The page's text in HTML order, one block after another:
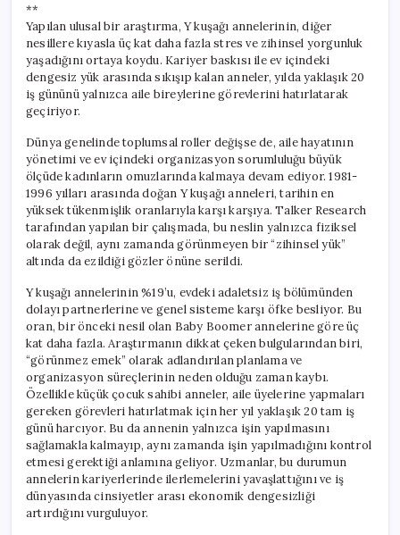
Modern
Toplumda
Tükenmişliğin
Gölgeleri
için
**
Yapılan ulusal bir araştırma, Y kuşağı annelerinin, diğer
nesillere kıyasla üç kat daha fazla stres ve zihinsel yorgunluk
yaşadığını ortaya koydu. Kariyer baskısı ile ev içindeki
dengesiz yük arasında sıkışıp kalan anneler, yılda yaklaşık 20
iş gününü yalnızca aile bireylerine görevlerini hatırlatarak
geçiriyor.
Dünya genelinde toplumsal roller değişse de, aile hayatının
yönetimi ve ev içindeki organizasyon sorumluluğu büyük
ölçüde kadınların omuzlarında kalmaya devam ediyor. 1981-
1996 yılları arasında doğan Y kuşağı anneleri, tarihin en
yüksek tükenmişlik oranlarıyla karşı karşıya. Talker Research
tarafından yapılan bir çalışmada, bu neslin yalnızca fiziksel
olarak değil, aynı zamanda görünmeyen bir “zihinsel yük”
altında da ezildiği gözler önüne serildi.
Y kuşağı annelerinin %19’u, evdeki adaletsiz iş bölümünden
dolayı partnerlerine ve genel sisteme karşı öfke besliyor. Bu
oran, bir önceki nesil olan Baby Boomer annelerine göre üç
kat daha fazla. Araştırmanın dikkat çeken bulgularından biri,
“görünmez emek” olarak adlandırılan planlama ve
organizasyon süreçlerinin neden olduğu zaman kaybı.
Özellikle küçük çocuk sahibi anneler, aile üyelerine yapmaları
gereken görevleri hatırlatmak için her yıl yaklaşık 20 tam iş
günü harcıyor. Bu da annenin yalnızca işin yapılmasını
sağlamakla kalmayıp, aynı zamanda işin yapılmadığını kontrol
etmesi gerektiği anlamına geliyor. Uzmanlar, bu durumun
annelerin kariyerlerinde ilerlemelerini yavaşlattığını ve iş
dünyasında cinsiyetler arası ekonomik dengesizliği
artırdığını vurguluyor.